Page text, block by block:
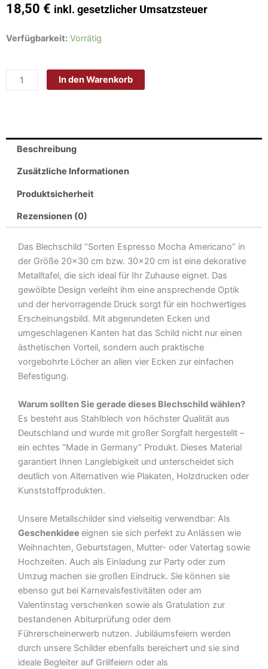
18,50 € inkl. gesetzlicher Umsatzsteuer
Verfügbarkeit: Vorrätig
Schild
-
Kaffee
Sorten
Mocha
Americano
Metall
Blechschild
Menge
In den Warenkorb
Beschreibung
Zusätzliche Informationen
Produktsicherheit
Rezensionen (0)
Das Blechschild “Sorten Espresso Mocha Americano” in
der Größe 20×30 cm bzw. 30×20 cm ist eine dekorative
Metalltafel, die sich ideal für Ihr Zuhause eignet. Das
gewölbte Design verleiht ihm eine ansprechende Optik
und der hervorragende Druck sorgt für ein hochwertiges
Erscheinungsbild. Mit abgerundeten Ecken und
umgeschlagenen Kanten hat das Schild nicht nur einen
ästhetischen Vorteil, sondern auch praktische
vorgebohrte Löcher an allen vier Ecken zur einfachen
Befestigung.
Warum sollten Sie gerade dieses Blechschild wählen?
Es besteht aus Stahlblech von höchster Qualität aus
Deutschland und wurde mit großer Sorgfalt hergestellt –
ein echtes “Made in Germany” Produkt. Dieses Material
garantiert Ihnen Langlebigkeit und unterscheidet sich
deutlich von Alternativen wie Plakaten, Holzdrucken oder
Kunststoffprodukten.
Unsere Metallschilder sind vielseitig verwendbar: Als
Geschenkidee eignen sie sich perfekt zu Anlässen wie
Weihnachten, Geburtstagen, Mutter- oder Vatertag sowie
Hochzeiten. Auch als Einladung zur Party oder zum
Umzug machen sie großen Eindruck. Sie können sie
ebenso gut bei Karnevalsfestivitäten oder am
Valentinstag verschenken sowie als Gratulation zur
bestandenen Abiturprüfung oder dem
Führerscheinerwerb nutzen. Jubiläumsfeiern werden
durch unsere Schilder ebenfalls bereichert und sie sind
ideale Begleiter auf Grillfeiern oder als